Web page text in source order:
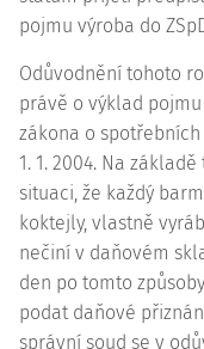
pojmu výroba do
Odůvodnění tohoto
právě o výklad
zákona o
1. 1. 2004. Na
situaci, že každý
koktejly, vlastně
nečiní v daňovém
den po tomto
podat daňové
správní soud se v